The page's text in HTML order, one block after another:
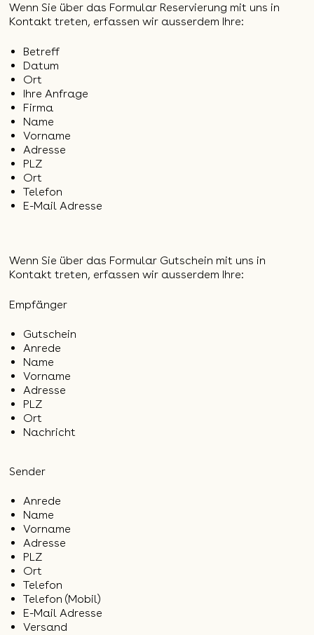
Wenn Sie über das Formular Reservierung mit uns in
Kontakt treten, erfassen wir ausserdem Ihre:
Betreff
Datum
Ort
Ihre Anfrage
Firma
Name
Vorname
Adresse
PLZ
Ort
Telefon
E-Mail Adresse
Wenn Sie über das Formular Gutschein mit uns in
Kontakt treten, erfassen wir ausserdem Ihre:
Empfänger
Gutschein
Anrede
Name
Vorname
Adresse
PLZ
Ort
Nachricht
Sender
Anrede
Name
Vorname
Adresse
PLZ
Ort
Telefon
Telefon (Mobil)
E-Mail Adresse
Versand